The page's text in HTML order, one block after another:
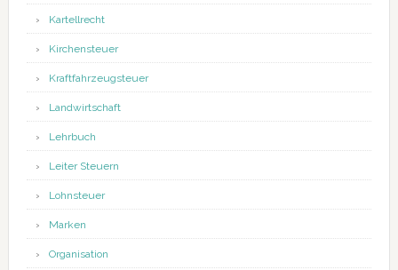
Kartellrecht
Kirchensteuer
Kraftfahrzeugsteuer
Landwirtschaft
Lehrbuch
Leiter Steuern
Lohnsteuer
Marken
Organisation